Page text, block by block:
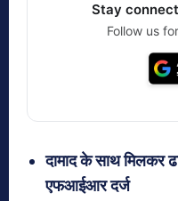
Stay
Follow us
दामाद के साथ मिलकर
एफआईआर दर्ज